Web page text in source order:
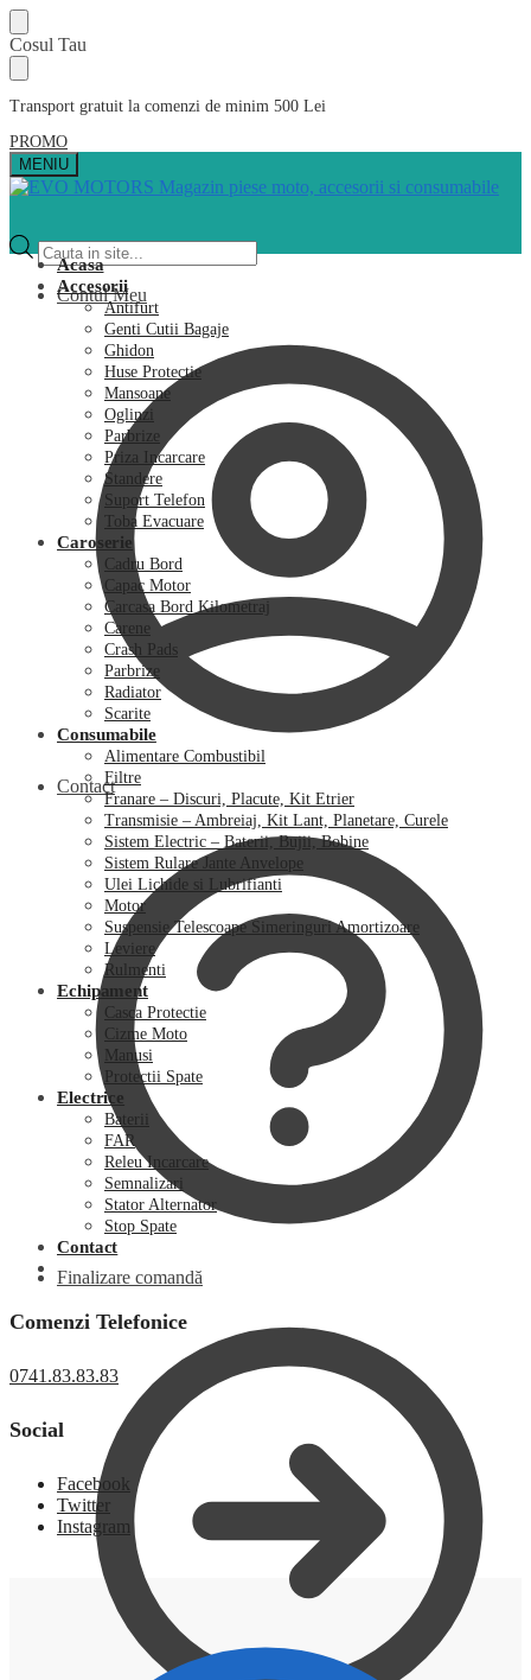
Skip
to
navigation
Skip
to
content
Cosul Tau
Transport gratuit la comenzi de minim 500 Lei
PROMO
MENIU
Products
search
Contul Meu
Contact
Finalizare comandă
Acasa
Accesorii
Antifurt
Genti Cutii Bagaje
Ghidon
Huse Protectie
Mansoane
Oglinzi
Parbrize
Priza Incarcare
Standere
Suport Telefon
Toba Evacuare
Caroserie
Cadru Bord
Capac Motor
Carcasa Bord Kilometraj
Carene
Crash Pads
Parbrize
Radiator
Scarite
Consumabile
Alimentare Combustibil
Filtre
Franare – Discuri, Placute, Kit Etrier
Transmisie – Ambreiaj, Kit Lant, Planetare, Curele
Sistem Electric – Baterii, Bujii, Bobine
Sistem Rulare Jante Anvelope
Ulei Lichide si Lubrifianti
Motor
Suspensie Telescoape Simeringuri Amortizoare
Leviere
Rulmenti
Echipament
Casca Protectie
Cizme Moto
Manusi
Protectii Spate
Electrice
Baterii
FAR
Releu Incarcare
Semnalizari
Stator Alternator
Stop Spate
Contact
Comenzi Telefonice
0741.83.83.83
Social
Facebook
Twitter
Instagram